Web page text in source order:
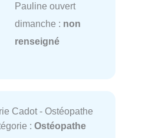
Pauline ouvert
dimanche : non
renseigné
Cadot - Ostéopathe
: Ostéopathe